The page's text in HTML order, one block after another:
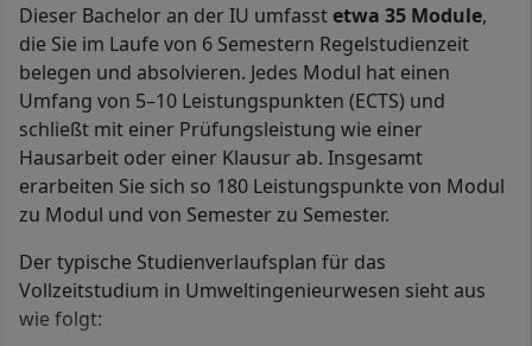
Mit Ihrem Bachelor in Umweltingenieurwesen arbeiten Sie
beispielsweise als Klimaschutzmanagerin bzw.
Klimaschutzmanager, als Energiemanager oder Umweltreferentin
bzw. Umweltreferent.
Ins berufsbegleitende Fernstudium
Umweltingenieurwesen an der IU Internationalen
Dieser Bachelor an der IU umfasstetwa 35 Module,
die Sie im Laufe von 6 Semestern Regelstudienzeit
belegen und absolvieren. Jedes Modul hat einen
Umfang von 5–10 Leistungspunkten (ECTS) und
schließt mit einer Prüfungsleistung wie einer
Hausarbeit oder einer Klausur ab. Insgesamt
erarbeiten Sie sich so 180 Leistungspunkte von Modul
zu Modul und von Semester zu Semester.
Der typische Studienverlaufsplan für das
Vollzeitstudium in Umweltingenieurwesen sieht aus
wie folgt: